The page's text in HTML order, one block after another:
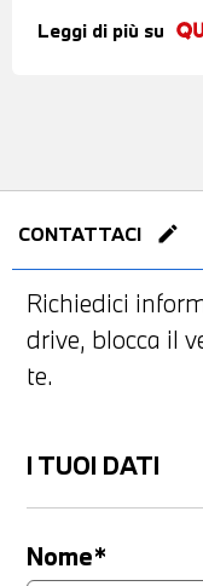
Leggi di più su
CONTATTACI edit
Richiedici
drive, blocca il
te.
I TUOI DATI
Nome*